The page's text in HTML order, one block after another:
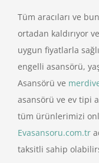
Tüm aracıları ve
ortadan kaldırıyor
uygun fiyatlarla
engelli asansörü,
Asansörü ve
asansörü ve ev tipi
tüm ürünlerimizi
Evasansoru.com.tr
taksitli sahip